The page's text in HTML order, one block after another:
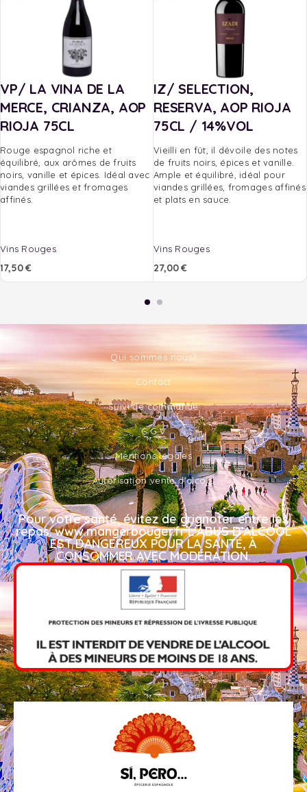
VP/ LA VINA DE LA
MERCE, CRIANZA, AOP
RIOJA 75CL
Rouge espagnol riche et
équilibré, aux arômes de fruits
noirs, vanille et épices. Idéal avec
viandes grillées et fromages
affinés.
Vins Rouges
17,50€
IZ/ SELECTION,
RESERVA, AOP RIOJA
75CL / 14%VOL
Vieilli en fût, il dévoile des notes
de fruits noirs, épices et vanille.
Ample et équilibré, idéal pour
viandes grillées, fromages affinés
et plats en sauce.
Vins Rouges
27,00€
Qui sommes nous?
Contact
Suivi de commande
C.G.V
Mentions légales
Autorisation vente d'alcool
Pour votre santé, évitez de grignoter entre les
repas. www.mangerbouger.fr L'ABUS D'ALCOOL
EST DANGEREUX POUR LA SANTÉ, À
CONSOMMER AVEC MODÉRATION.​